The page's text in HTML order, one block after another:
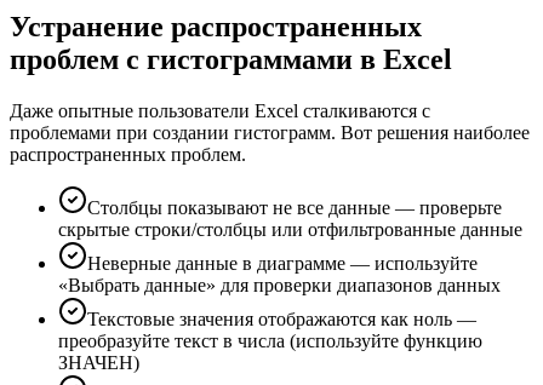
Устранение распространенных
проблем с гистограммами в Excel
Даже опытные пользователи Excel сталкиваются с
проблемами при создании гистограмм. Вот решения наиболее
распространенных проблем.
Столбцы показывают не все данные — проверьте
скрытые строки/столбцы или отфильтрованные данные
Неверные данные в диаграмме — используйте
«Выбрать данные» для проверки диапазонов данных
Текстовые значения отображаются как ноль —
преобразуйте текст в числа (используйте функцию
ЗНАЧЕН)